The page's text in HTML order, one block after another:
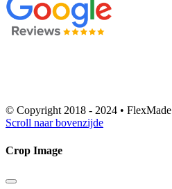
© Copyright 2018 - 2024 • FlexMade
Scroll naar bovenzijde
Crop Image